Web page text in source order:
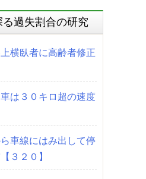
過失割合の研究
横臥者に高齢者修正
は３０キロ超の速度
車線にはみ出して停
３２０】